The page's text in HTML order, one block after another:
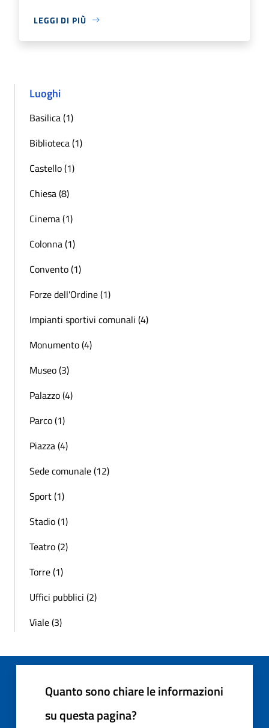
LEGGI DI PIÙ
Luoghi
Basilica (1)
Biblioteca (1)
Castello (1)
Chiesa (8)
Cinema (1)
Colonna (1)
Convento (1)
Forze dell'Ordine (1)
Impianti sportivi comunali (4)
Monumento (4)
Museo (3)
Palazzo (4)
Parco (1)
Piazza (4)
Sede comunale (12)
Sport (1)
Stadio (1)
Teatro (2)
Torre (1)
Uffici pubblici (2)
Viale (3)
Quanto sono chiare le informazioni
su questa pagina?